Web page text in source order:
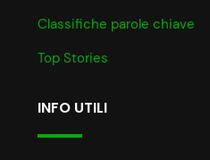
Classifiche parole chiave
Top Stories
INFO UTILI